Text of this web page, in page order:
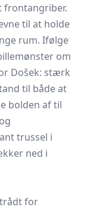
frontangriber.
til at holde
rum. Ifølge
om
Došek: stærk
til både at
bolden af til
trussel i
ned i
for